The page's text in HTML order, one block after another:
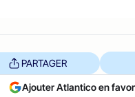
PARTAGER
Ajouter Atlantico en